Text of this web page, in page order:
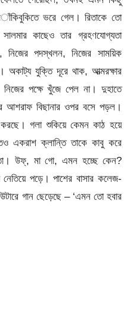
ভরে গেল। রিতাকে তো
কাছেও তার গ্রহণযোগ্যতা
পদস্খলন, নিজের সাময়িক
অকাট্য যুক্তি দূরে থাক, আত্মরক্ষার
পক্ষে খুঁজে পেল না। দুহাতে
আশরাফ বিছানার ওপর বসে পড়ল।
করছে। গলা শুকিয়ে কেমন কাঠ হয়ে
একরাশ ক্লান্তি তাকে কাবু করে
উফ্, মা গো, এমন হচ্ছে কেন?
পড়ে। পাশের বাসার কলেজ-
গান ছেড়েছে – ‘এমন তো হবার